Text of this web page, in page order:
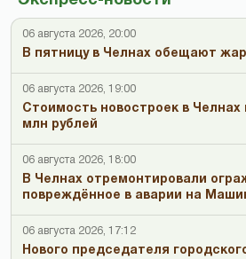
06 августа 2026, 20:00
В пятницу в Челнах обещают
06 августа 2026, 19:00
Стоимость новостроек в Челнах
млн рублей
06 августа 2026, 18:00
В Челнах отремонтировали
повреждённое в аварии на
06 августа 2026, 17:12
Нового председателя